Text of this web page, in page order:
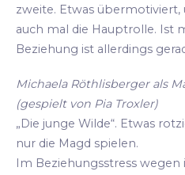
zweite. Etwas übermotiviert,
auch mal die Hauptrolle. Ist
Beziehung ist allerdings
Michaela Röthlisberger als
(gespielt von Pia Troxler)
„Die junge Wilde“. Etwas
nur die Magd spielen.
Im Beziehungsstress wegen